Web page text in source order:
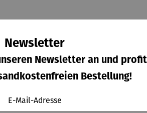
Sessel |
Newsletter
Newsletter an und
Bestellung!
E-Mail-Adresse